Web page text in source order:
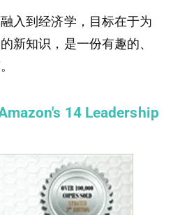
入到经济学，目标在于为
新知识，是一份有趣的、
14 Leadership